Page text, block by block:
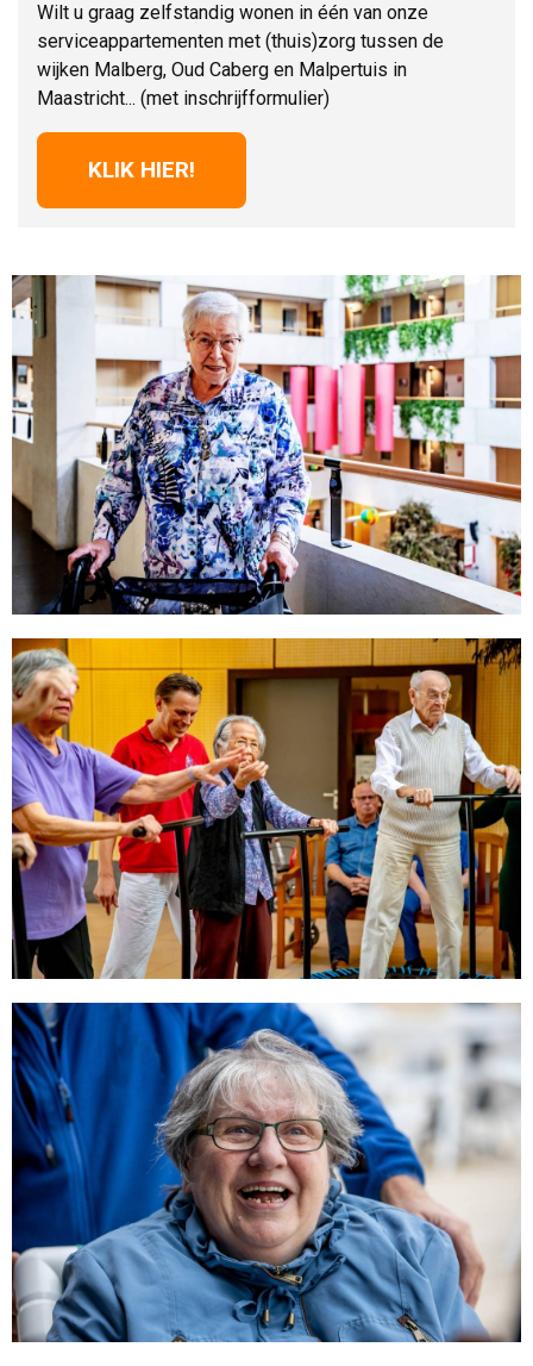
Wilt u graag zelfstandig wonen in één van onze
serviceappartementen met (thuis)zorg tussen de
wijken Malberg, Oud Caberg en Malpertuis in
Maastricht... (met inschrijfformulier)
KLIK HIER!